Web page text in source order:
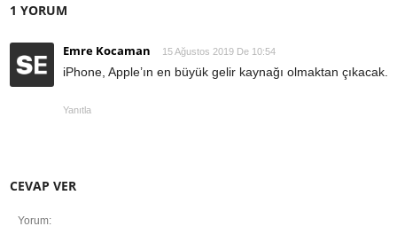
1 YORUM
Emre Kocaman 15 Ağustos 2019 De 10:54
iPhone, Apple’ın en büyük gelir kaynağı olmaktan çıkacak.
Yanıtla
CEVAP VER